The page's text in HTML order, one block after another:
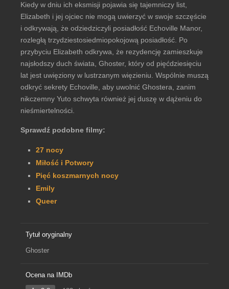
Kiedy w dniu ich eksmisji pojawia się tajemniczy list,
Elizabeth i jej ojciec nie mogą uwierzyć w swoje szczęście
i odkrywają, że odziedziczyli posiadłość Echoville Manor,
rozległą trzydziestosiedmiopokojową posiadłość. Po
przybyciu Elizabeth odkrywa, że ​​rezydencję zamieszkuje
najsłodszy duch świata, Ghoster, który od pięćdziesięciu
lat jest uwięziony w lustrzanym więzieniu. Wspólnie muszą
odkryć sekrety Echoville, aby uwolnić Ghostera, zanim
nikczemny Yuto schwyta również jej duszę w dążeniu do
nieśmiertelności.
Sprawdź podobne filmy:
27 nocy
Miłość i Potwory
Pięć koszmarnych nocy
Emily
Queer
Tytuł oryginalny
Ghoster
Ocena na IMDb